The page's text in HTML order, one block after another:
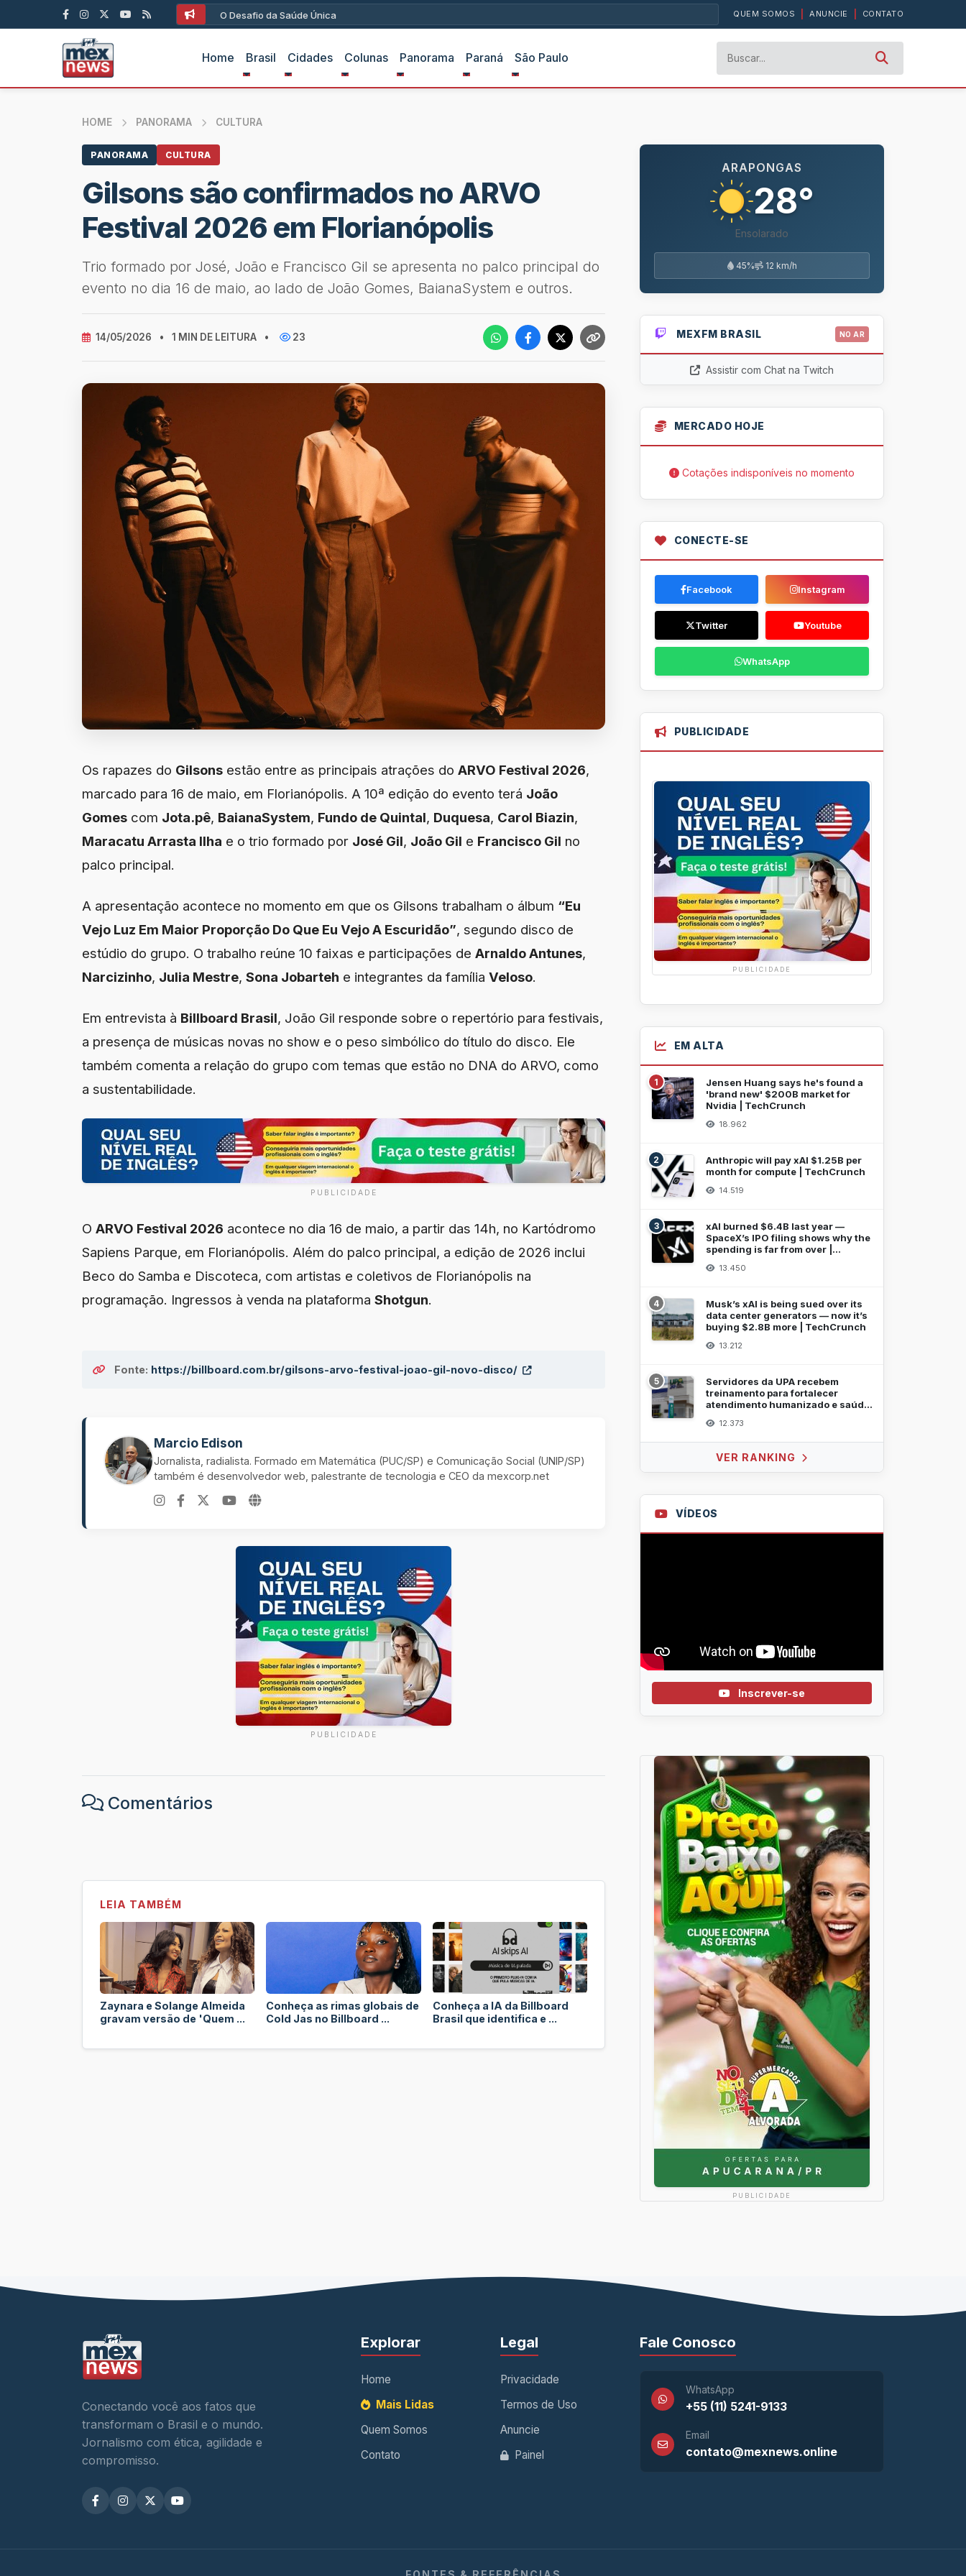
Capoeira versus Kung Fu e Karate? QUEM SOMOS ANUNCIE CONTATO
Home Brasil Cidades Colunas Panorama Paraná São Paulo
HOME PANORAMA CULTURA
PANORAMA CULTURA
Gilsons são confirmados no ARVO
Festival 2026 em Florianópolis
Trio formado por José, João e Francisco Gil se apresenta no palco principal do
evento no dia 16 de maio, ao lado de João Gomes, BaianaSystem e outros.
14/05/2026 • 1 MIN DE LEITURA • 23
Os rapazes do Gilsons estão entre as principais atrações do ARVO Festival 2026,
marcado para 16 de maio, em Florianópolis. A 10ª edição do evento terá João
Gomes com Jota.pê, BaianaSystem, Fundo de Quintal, Duquesa, Carol Biazin,
Maracatu Arrasta Ilha e o trio formado por José Gil, João Gil e Francisco Gil no
palco principal.
A apresentação acontece no momento em que os Gilsons trabalham o álbum “Eu
Vejo Luz Em Maior Proporção Do Que Eu Vejo A Escuridão”, segundo disco de
estúdio do grupo. O trabalho reúne 10 faixas e participações de Arnaldo Antunes,
Narcizinho, Julia Mestre, Sona Jobarteh e integrantes da família Veloso.
Em entrevista à Billboard Brasil, João Gil responde sobre o repertório para festivais,
a presença de músicas novas no show e o peso simbólico do título do disco. Ele
também comenta a relação do grupo com temas que estão no DNA do ARVO, como
a sustentabilidade.
PUBLICIDADE
O ARVO Festival 2026 acontece no dia 16 de maio, a partir das 14h, no Kartódromo
Sapiens Parque, em Florianópolis. Além do palco principal, a edição de 2026 inclui
Beco do Samba e Discoteca, com artistas e coletivos de Florianópolis na
programação. Ingressos à venda na plataforma Shotgun.
Fonte: https://billboard.com.br/gilsons-arvo-festival-joao-gil-novo-disco/
Marcio Edison
Jornalista, radialista. Formado em Matemática (PUC/SP) e Comunicação Social (UNIP/SP)
também é desenvolvedor web, palestrante de tecnologia e CEO da mexcorp.net
PUBLICIDADE
Comentários
LEIA TAMBÉM
Zaynara e Solange Almeida
gravam versão de 'Quem ...
Conheça as rimas globais de
Cold Jas no Billboard ...
Conheça a IA da Billboard
Brasil que identifica e ...
ARAPONGAS
28°
Ensolarado
45% 12 km/h
MEXFM BRASIL NO AR
Assistir com Chat na Twitch
MERCADO HOJE
Cotações indisponíveis no momento
CONECTE-SE
Facebook Instagram
Twitter Youtube
WhatsApp
PUBLICIDADE
PUBLICIDADE
EM ALTA
1
Jensen Huang says he's found a
'brand new' $200B market for
Nvidia | TechCrunch
18.962
2
Anthropic will pay xAI $1.25B per
month for compute | TechCrunch
14.519
3
xAI burned $6.4B last year —
SpaceX’s IPO filing shows why the
spending is far from over |
13.450
4
Musk’s xAI is being sued over its
data center generators — now it’s
buying $2.8B more | TechCrunch
13.212
5
Servidores da UPA recebem
treinamento para fortalecer
atendimento humanizado e saúde
12.373
VER RANKING
VÍDEOS
Inscrever-se
PUBLICIDADE
Conectando você aos fatos que
transformam o Brasil e o mundo.
Jornalismo com ética, agilidade e
compromisso.
Explorar
Home
Mais Lidas
Quem Somos
Contato
Legal
Privacidade
Termos de Uso
Anuncie
Painel
Fale Conosco
WhatsApp
+55 (11) 5241-9133
Email
contato@mexnews.online